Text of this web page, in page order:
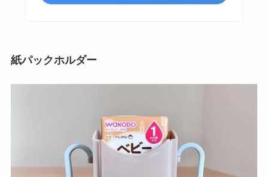
紙パックホルダー